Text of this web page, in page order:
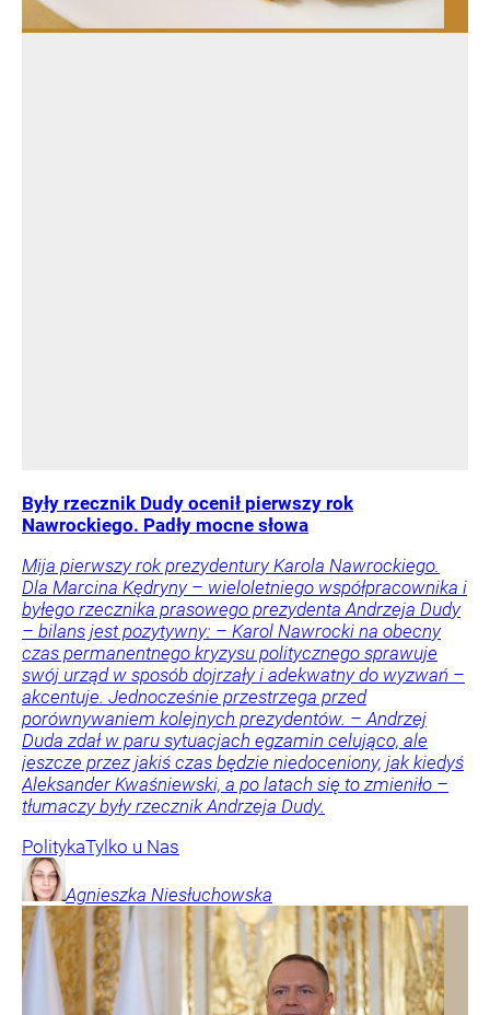
Były rzecznik Dudy ocenił pierwszy rok
Nawrockiego. Padły mocne słowa
Mija pierwszy rok prezydentury Karola Nawrockiego.
Dla Marcina Kędryny – wieloletniego współpracownika i
byłego rzecznika prasowego prezydenta Andrzeja Dudy
– bilans jest pozytywny: – Karol Nawrocki na obecny
czas permanentnego kryzysu politycznego sprawuje
swój urząd w sposób dojrzały i adekwatny do wyzwań –
akcentuje. Jednocześnie przestrzega przed
porównywaniem kolejnych prezydentów. – Andrzej
Duda zdał w paru sytuacjach egzamin celująco, ale
jeszcze przez jakiś czas będzie niedoceniony, jak kiedyś
Aleksander Kwaśniewski, a po latach się to zmieniło –
tłumaczy były rzecznik Andrzeja Dudy.
PolitykaTylko u Nas
Agnieszka Niesłuchowska